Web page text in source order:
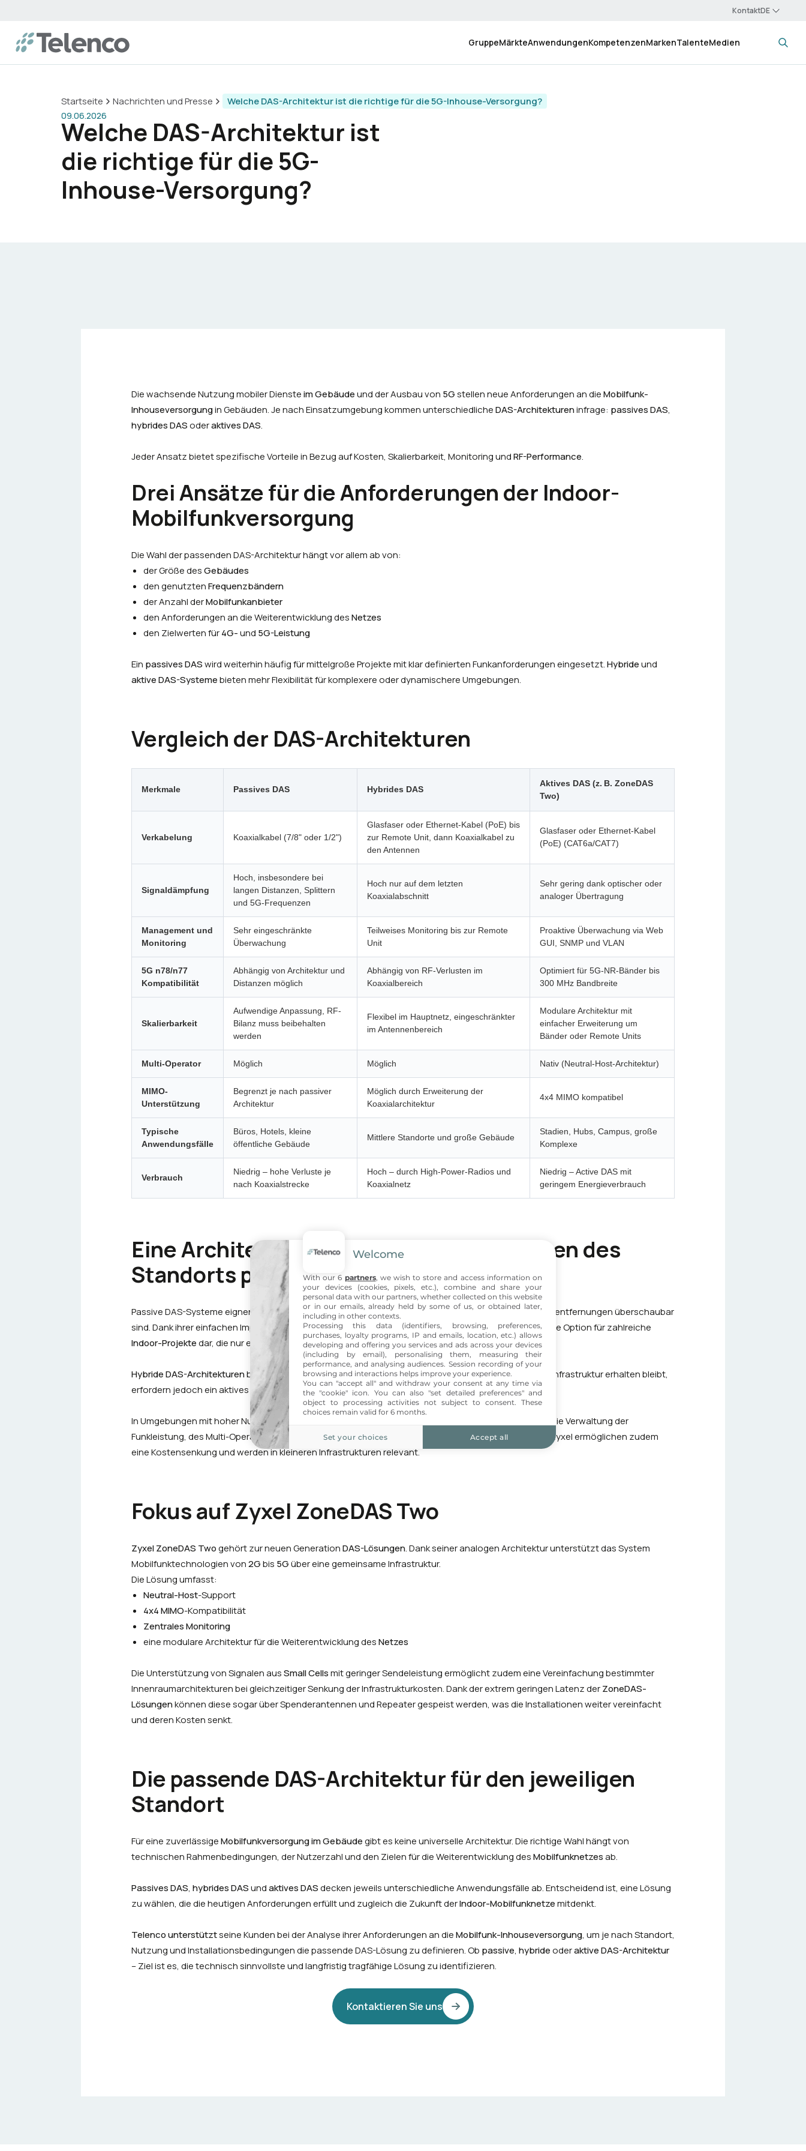
Kontakt
GruppeMärkteAnwendungenKompetenzenMarkenTalenteMedien
Startseite Nachrichten und Presse Welche DAS-Architektur ist die richtige für die 5G-Inhouse-Versorgung?
09.06.2026
Welche DAS-Architektur ist
die richtige für die 5G-
Inhouse-Versorgung?
Die wachsende Nutzung mobiler Diensteim Gebäudeund der Ausbau von 5Gstellen neue Anforderungen an dieMobilfunk-
Inhouseversorgungin Gebäuden. Je nach Einsatzumgebung kommen unterschiedlicheDAS-Architektureninfrage: passives DAS,
hybrides DASoderaktives DAS.
Jeder Ansatz bietet spezifische Vorteile in Bezug auf Kosten, Skalierbarkeit, Monitoring undRF-Performance.
Drei Ansätze für die Anforderungen der Indoor-
Mobilfunkversorgung
Die Wahl der passenden DAS-Architektur hängt vor allem ab von:
der Größe desGebäudes
den genutztenFrequenzbändern
der Anzahl derMobilfunkanbieter
den Anforderungen an die Weiterentwicklung desNetzes
den Zielwerten für4G-und 5G-Leistung
Ein passives DASwird weiterhin häufig für mittelgroße Projekte mit klar definierten Funkanforderungen eingesetzt.Hybrideund
aktive DAS-Systemebieten mehr Flexibilität für komplexere oder dynamischere Umgebungen.
Vergleich der DAS-Architekturen
Merkmale Passives DAS Hybrides DAS
Aktives DAS (z. B. ZoneDAS
Two)
Verkabelung Koaxialkabel (7/8" oder 1/2")
Glasfaser oder Ethernet-Kabel (PoE) bis
zur Remote Unit, dann Koaxialkabel zu
den Antennen
Glasfaser oder Ethernet-Kabel
(PoE) (CAT6a/CAT7)
Signaldämpfung
Hoch, insbesondere bei
langen Distanzen, Splittern
und 5G-Frequenzen
Hoch nur auf dem letzten
Koaxialabschnitt
Sehr gering dank optischer oder
analoger Übertragung
Management und
Monitoring
Sehr eingeschränkte
Überwachung
Teilweises Monitoring bis zur Remote
Unit
Proaktive Überwachung via Web
GUI, SNMP und VLAN
5G n78/n77
Kompatibilität
Abhängig von Architektur und
Distanzen möglich
Abhängig von RF-Verlusten im
Koaxialbereich
Optimiert für 5G-NR-Bänder bis
300 MHz Bandbreite
Skalierbarkeit
Aufwendige Anpassung, RF-
Bilanz muss beibehalten
werden
Flexibel im Hauptnetz, eingeschränkter
im Antennenbereich
Modulare Architektur mit
einfacher Erweiterung um
Bänder oder Remote Units
Multi-Operator Möglich Möglich Nativ (Neutral-Host-Architektur)
MIMO-
Unterstützung
Begrenzt je nach passiver
Architektur
Möglich durch Erweiterung der
Koaxialarchitektur
4x4 MIMO kompatibel
Typische
Anwendungsfälle
Büros, Hotels, kleine
öffentliche Gebäude
Mittlere Standorte und große Gebäude
Stadien, Hubs, Campus, große
Komplexe
Verbrauch
Niedrig – hohe Verluste je
nach Koaxialstrecke
Hoch – durch High-Power-Radios und
Koaxialnetz
Niedrig – Active DAS mit
geringem Energieverbrauch
Eine Architektur, die zu den Anforderungen des
Standorts passt
Passive DAS-Systemeeignen sich nach wie vor besonders gut für kleinere Gebäude, in denen die Funkentfernungen überschaubar
sind. Dank ihrer einfachen Implementierung und ihrer kostengünstigen Lösung stellen sie eine effiziente Option für zahlreiche
Indoor-Projektedar, die nur eine geringe Anzahl von Antennen erfordern.
Hybride DAS-Architekturenbieten mehr Flexibilität für größere Standorte, wobei ein Teil der passiven Infrastruktur erhalten bleibt,
erfordern jedoch ein aktives Hochleistungs-DAS, das immer weniger relevant ist.
In Umgebungen mit hoher Nutzerdichte oder hohem Skalierbarkeitsbedarf erleichtert das
die Verwaltung der
Funkleistung, des Multi-Operator-Betriebs und der5G-Entwicklungen; bestimmte Geräte wie die von Zyxel ermöglichen zudem
eine Kostensenkung und werden in kleineren Infrastrukturen relevant.
Fokus auf Zyxel ZoneDAS Two
Zyxel ZoneDAS Twogehört zur neuen GenerationDAS-Lösungen. Dank seiner analogen Architektur unterstützt das System
Mobilfunktechnologien von2Gbis 5Güber eine gemeinsame Infrastruktur.
Die Lösung umfasst:
Neutral-Host-Support
4x4 MIMO-Kompatibilität
Zentrales Monitoring
eine modulare Architektur für die Weiterentwicklung desNetzes
Die Unterstützung von Signalen ausSmall Cellsmit geringer Sendeleistung ermöglicht zudem eine Vereinfachung bestimmter
Innenraumarchitekturen bei gleichzeitiger Senkung der Infrastrukturkosten. Dank der extrem geringen Latenz derZoneDAS-
Lösungenkönnen diese sogar über Spenderantennen und Repeater gespeist werden, was die Installationen weiter vereinfacht
und deren Kosten senkt.
Die passende DAS-Architektur für den jeweiligen
Standort
Für eine zuverlässigeMobilfunkversorgung im Gebäudegibt es keine universelle Architektur. Die richtige Wahl hängt von
technischen Rahmenbedingungen, der Nutzerzahl und den Zielen für die Weiterentwicklung desMobilfunknetzesab.
Passives DAS, hybrides DASundaktives DASdecken jeweils unterschiedliche Anwendungsfälle ab. Entscheidend ist, eine Lösung
zu wählen, die die heutigen Anforderungen erfüllt und zugleich die Zukunft derIndoor-Mobilfunknetzemitdenkt.
Telenco unterstütztseine Kunden bei der Analyse ihrer Anforderungen an dieMobilfunk-Inhouseversorgung, um je nach Standort,
Nutzung und Installationsbedingungen die passende DAS-Lösung zu definieren. Ob passive, hybrideoderaktive DAS-Architektur
– Ziel ist es, die technisch sinnvollste und langfristig tragfähige Lösung zu identifizieren.
Kontaktieren Sie uns
Welcome
With our 6 partners, we wish to store and access information on
your devices (cookies, pixels, etc.), combine and share your
personal data with our partners, whether collected on this website
or in our emails, already held by some of us, or obtained later,
including in other contexts.
Processing this data (identifiers, browsing, preferences,
purchases, loyalty programs, IP and emails, location, etc.) allows
developing and offering you services and ads across your devices
(including by email), personalising them, measuring their
performance, and analysing audiences. Session recording of your
browsing and interactions helps improve your experience.
You can "accept all" and withdraw your consent at any time via
the "cookie" icon. You can also "set detailed preferences" and
object to processing activities not subject to consent. These
choices remain valid for 6 months.
Set your choices Accept all